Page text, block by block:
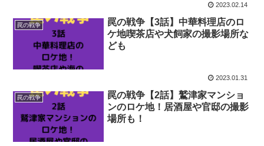
2023.02.14
罠の戦争
罠の戦争【3話】中華料理店のロ
ケ地喫茶店や犬飼家の撮影場所な
ども
2023.01.31
罠の戦争
罠の戦争【2話】鷲津家マンショ
ンのロケ地！居酒屋や官邸の撮影
場所も！